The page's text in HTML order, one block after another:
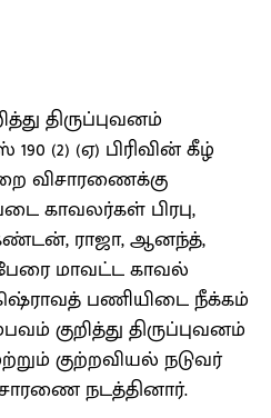
திருப்புவனம்
(2) (ஏ) பிரிவின் கீழ்
விசாரணைக்கு
காவலர்கள் பிரபு,
ராஜா, ஆனந்த்,
மாவட்ட காவல்
பணியிடை நீக்கம்
குறித்து திருப்புவனம்
குற்றவியல் நடுவர்
நடத்தினார்.